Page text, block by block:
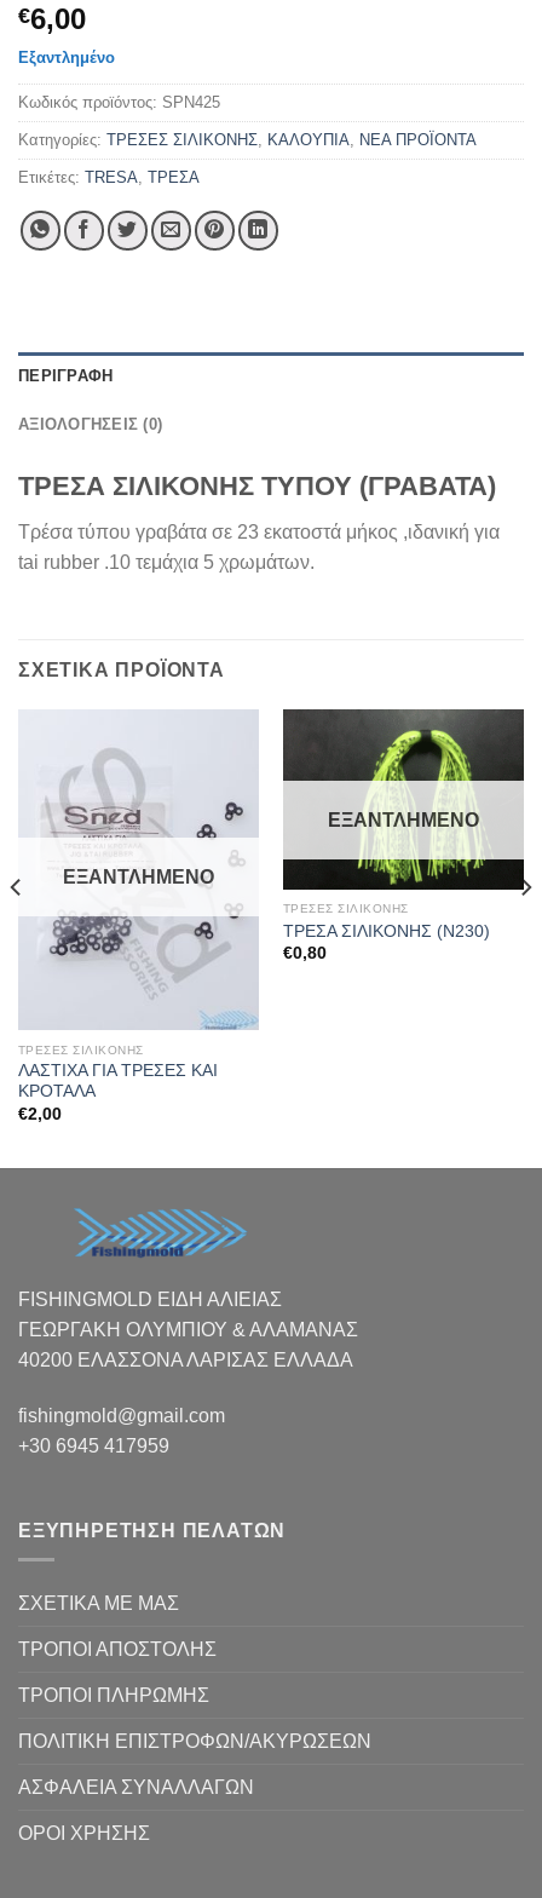
€6,00
Εξαντλημένο
Κωδικός προϊόντος: SPN425
Κατηγορίες: ΤΡΕΣΕΣ ΣΙΛΙΚΟΝΗΣ ΚΑΛΟΥΠΙΑ ΝΕΑ ΠΡΟΪΟΝΤΑ
Ετικέτες: TRESA ΤΡΕΣΑ
ΠΕΡΙΓΡΑΦΉ
ΑΞΙΟΛΟΓΉΣΕΙΣ (0)
ΤΡΕΣΑ ΣΙΛΙΚΟΝΗΣ ΤΥΠΟΥ (ΓΡΑΒΑΤΑ)
Τρέσα τύπου γραβάτα σε 23 εκατοστά μήκος ,ιδανική για
tai rubber .10 τεμάχια 5 χρωμάτων.
ΣΧΕΤΙΚΆ ΠΡΟΪΌΝΤΑ
ΕΞΑΝΤΛΗΜΈΝΟ
ΤΡΕΣΕΣ ΣΙΛΙΚΟΝΗΣ
ΛΑΣΤΙΧΑ ΓΙΑ ΤΡΕΣΕΣ ΚΑΙ
ΚΡΟΤΑΛΑ
€2,00
ΕΞΑΝΤΛΗΜΈΝΟ
ΤΡΕΣΕΣ ΣΙΛΙΚΟΝΗΣ
ΤΡΕΣΑ ΣΙΛΙΚΟΝΗΣ (Ν230)
€0,80
FISHINGMOLD ΕΙΔΗ ΑΛΙΕΙΑΣ
ΓΕΩΡΓΑΚΗ ΟΛΥΜΠΙΟΥ & ΑΛΑΜΑΝΑΣ
40200 ΕΛΑΣΣΟΝΑ ΛΑΡΙΣΑΣ EΛΛΑΔΑ
fishingmold@gmail.com
+30 6945 417959
ΕΞΥΠΗΡΕΤΗΣΗ ΠΕΛΑΤΩΝ
ΣΧΕΤΙΚΑ ΜΕ ΜΑΣ
ΤΡΟΠΟΙ ΑΠΟΣΤΟΛΗΣ
ΤΡΟΠΟΙ ΠΛΗΡΩΜΗΣ
ΠΟΛΙΤΙΚΗ ΕΠΙΣΤΡΟΦΩΝ/ΑΚΥΡΩΣΕΩΝ
ΑΣΦΑΛΕΙΑ ΣΥΝΑΛΛΑΓΩΝ
ΟΡΟΙ ΧΡΗΣΗΣ